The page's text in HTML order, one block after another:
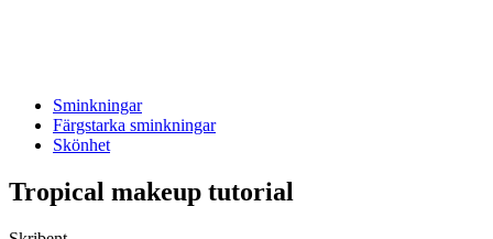
Sminkningar
Färgstarka sminkningar
Skönhet
Tropical makeup tutorial